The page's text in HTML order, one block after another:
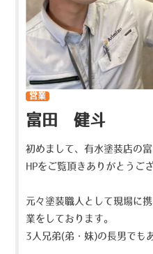
営業
富田 健斗
初めまして、有水塗装店の富
HPをご覧頂きありがとうご
元々塗装職人として現場に
業をしております。
3人兄弟(弟・妹)の長男でも